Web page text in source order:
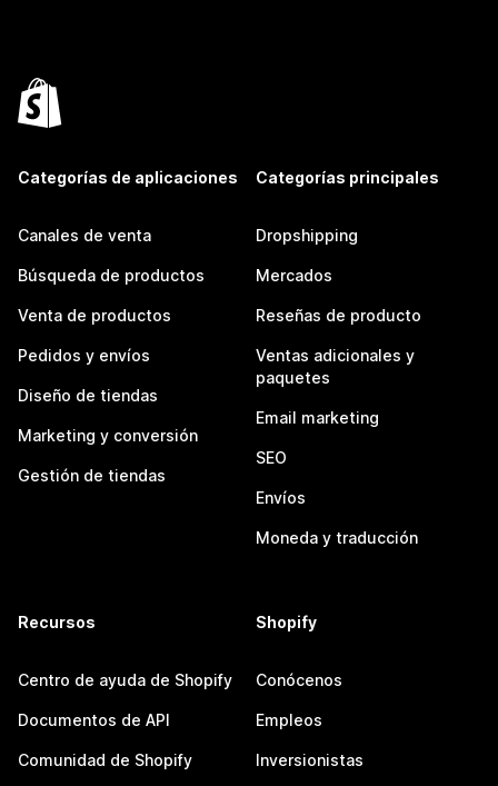
Categorías de aplicaciones
Canales de venta
Búsqueda de productos
Venta de productos
Pedidos y envíos
Diseño de tiendas
Marketing y conversión
Gestión de tiendas
Categorías principales
Dropshipping
Mercados
Reseñas de producto
Ventas adicionales y
paquetes
Email marketing
SEO
Envíos
Moneda y traducción
Recursos
Centro de ayuda de Shopify
Documentos de API
Comunidad de Shopify
Shopify
Conócenos
Empleos
Inversionistas